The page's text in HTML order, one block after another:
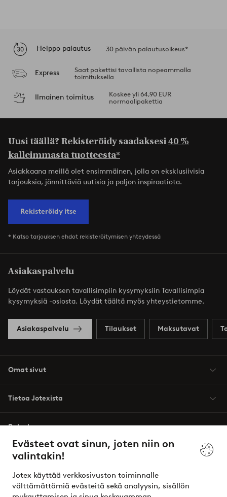
Evästeet ovat sinun, joten niin on
valintakin!
Jotex käyttää verkkosivuston toiminnalle
välttämättömiä evästeitä sekä analyysin, sisällön
Helppo palautus 30 päivän palautusoikeus*
Express
Saat pakettisi tavallista nopeammalla
toimituksella
Ilmainen toimitus
Koskee yli 64,90 EUR
normaalipakettia
Uusi täällä? Rekisteröidy saadaksesi40 %
kalleimmasta tuotteesta*
Asiakkaana meillä olet ensimmäinen, jolla on eksklusiivisia
tarjouksia, jännittäviä uutisia ja paljon inspiraatiota.
Rekisteröidy itse
* Katso tarjouksen ehdot rekisteröitymisen yhteydessä
Asiakaspalvelu
Löydät vastauksen tavallisimpiin kysymyksiin Tavallisimpia
kysymyksiä -osiosta. Löydät täältä myös yhteystietomme.
Asiakaspalvelu Tilaukset Maksutavat
Omat sivut
Tietoa Jotexista
Palvelumme
Ehdot
Ystävät